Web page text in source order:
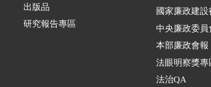
出版品
研究報告專區
國家廉政建
中央廉政委員
本部廉政會報
法眼明察獎專
法治QA